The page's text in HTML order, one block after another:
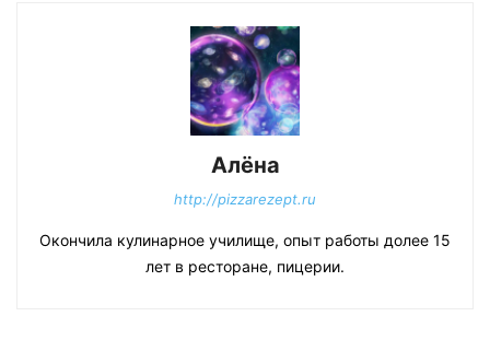
Алёна
http://pizzarezept.ru
Окончила кулинарное училище, опыт работы долее 15
лет в ресторане, пицерии.